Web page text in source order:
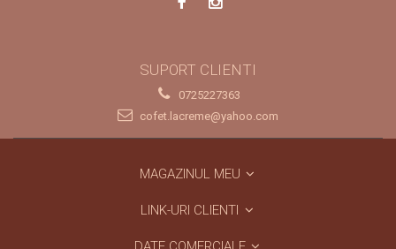
SUPORT CLIENTI
0725227363
cofet.lacreme@yahoo.com
MAGAZINUL MEU
LINK-URI CLIENTI